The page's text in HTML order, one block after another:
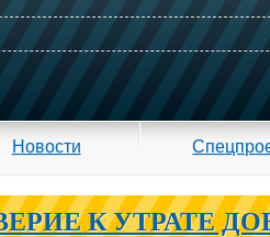
Новости
К УТРАТЕ